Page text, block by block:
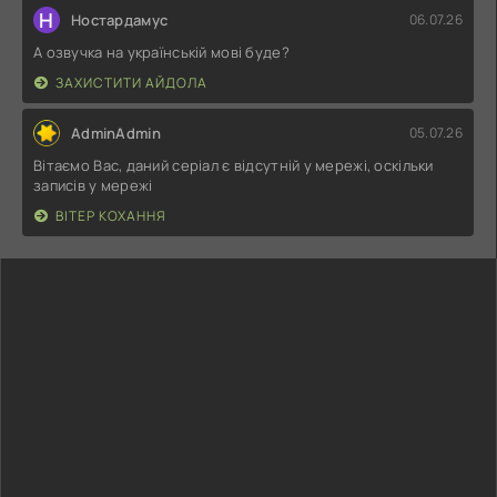
Н Ностардамус 06.07.26
А озвучка на українській мові буде?
ЗАХИСТИТИ АЙДОЛА
AdminAdmin 05.07.26
Вітаємо Вас, даний серіал є відсутній у мережі, оскільки
записів у мережі
ВІТЕР КОХАННЯ